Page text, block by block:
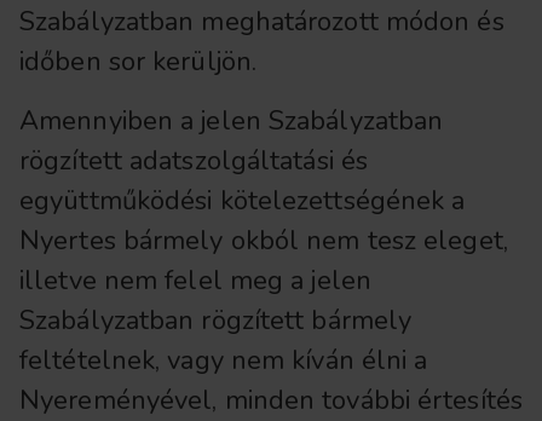
Szabályzatban meghatározott módon és
időben sor kerüljön.
Amennyiben a jelen Szabályzatban
rögzített adatszolgáltatási és
együttműködési kötelezettségének a
Nyertes bármely okból nem tesz eleget,
illetve nem felel meg a jelen
Szabályzatban rögzített bármely
feltételnek, vagy nem kíván élni a
Nyereményével, minden további értesítés